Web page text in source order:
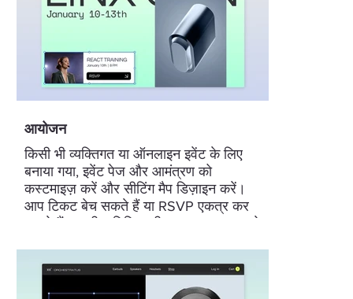
आयोजन
किसी भी व्यक्तिगत या ऑनलाइन इवेंट के लिए
बनाया गया, इवेंट पेज और आमंत्रण को
कस्टमाइज़ करें और सीटिंग मैप डिज़ाइन करें।
आप टिकट बेच सकते हैं या RSVP एकत्र कर
सकते हैं, अपनी अतिथि सूची पर नज़र रख सकते